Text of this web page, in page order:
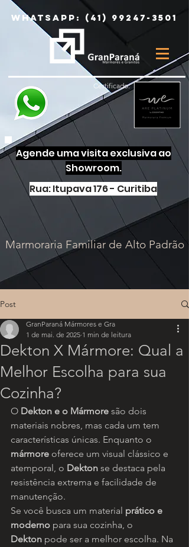
Whatsapp: (41) 99247-3501
Certificado:
Agende uma visita exclusiva ao
Showroom.
Rua: Itupava 176 - Curitiba
Marmoraria Familiar de Alto Padrão
Post
Dekton X Mármore: Qual a
Melhor Escolha para sua
Cozinha?
GranParaná Mármores e Gra
1 de mai. de 2025 1 min de leitura
O Dekton e o Mármore são dois
materiais nobres, mas cada um tem
características únicas. Enquanto o
mármore oferece um visual clássico e
atemporal, o Dekton se destaca pela
resistência extrema e facilidade de
manutenção.
Se você busca um material prático e
moderno para sua cozinha, o
Dekton pode ser a melhor escolha. Na